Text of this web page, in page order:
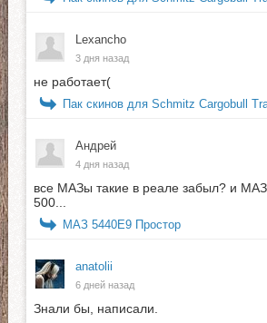
Lexancho
3 дня назад
не работает(
Пак скинов для Schmitz Cargobull
Андрей
4 дня назад
все МАЗы такие в реале забыл? и
500...
МАЗ 5440E9 Простор
anatolii
6 дней назад
Знали бы, написали.